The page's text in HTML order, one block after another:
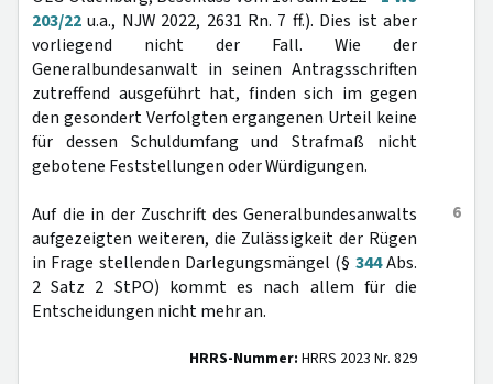
203/22 u.a., NJW 2022, 2631 Rn. 7 ff.). Dies ist aber
vorliegend nicht der Fall. Wie der
Generalbundesanwalt in seinen Antragsschriften
zutreffend ausgeführt hat, finden sich im gegen
den gesondert Verfolgten ergangenen Urteil keine
für dessen Schuldumfang und Strafmaß nicht
gebotene Feststellungen oder Würdigungen.
6
Auf die in der Zuschrift des Generalbundesanwalts
aufgezeigten weiteren, die Zulässigkeit der Rügen
in Frage stellenden Darlegungsmängel (§ 344Abs.
2 Satz 2 StPO) kommt es nach allem für die
Entscheidungen nicht mehr an.
HRRS-Nummer: HRRS 2023 Nr. 829